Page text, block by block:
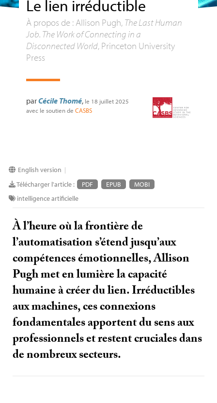
Le lien irréductible
À propos de : Allison Pugh, The Last Human
Job. The Work of Connecting in a
Disconnected World, Princeton University
Press
parCécile Thomé, le 18 juillet 2025
avec le soutien de CASBS
English version |
Télécharger l'article : PDF EPUB
MOBI
intelligence artificielle
À l’heure où la frontière de
l’automatisation s’étend jusqu’aux
compétences émotionnelles, Allison
Pugh met en lumière la capacité
humaine à créer du lien. Irréductibles
aux machines, ces connexions
fondamentales apportent du sens aux
professionnels et restent cruciales dans
de nombreux secteurs.